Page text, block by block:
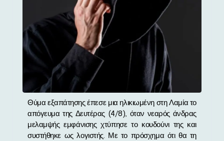
Θύμα εξαπάτησης έπεσε μια ηλικιωμένη στη Λαμία το
απόγευμα της Δευτέρας (4/8), όταν νεαρός άνδρας
μελαμψής εμφάνισης χτύπησε το κουδούνι της και
συστήθηκε ως λογιστής. Με το πρόσχημα ότι θα τη